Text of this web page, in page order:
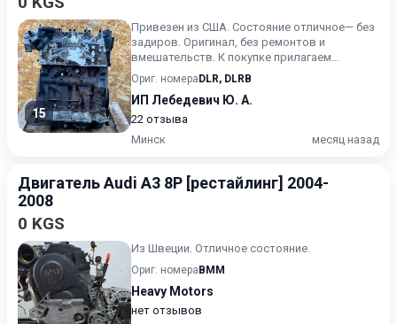
15
Привезен из США. Состояние отличное— без
задиров. Оригинал, без ремонтов и
вмешательств. К покупке прилагаем
детальное видео эндоскопа. Удоб...
Ориг. номера DLR, DLRB
ИП Лебедевич Ю. А.
22 отзыва
Минск
месяц назад
Двигатель Audi A3 8P [рестайлинг] 2004-
2008
0 KGS
Из Швеции. Отличное состояние.
Ориг. номера BMM
Heavy Motors
нет отзывов